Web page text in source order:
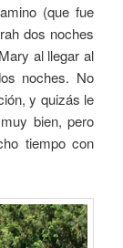
(que fue
dos noches
al llegar al
noches. No
y quizás le
bien, pero
tiempo con